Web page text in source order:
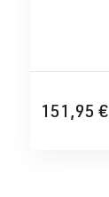
151,95 €